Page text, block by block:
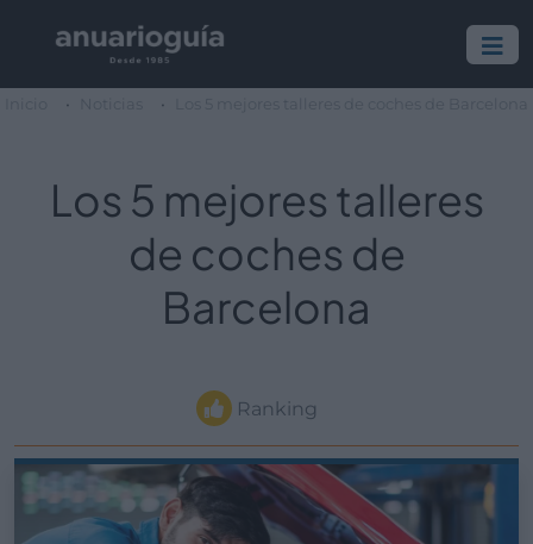
Los 5 mejores talleres
de coches de
Barcelona
Ranking